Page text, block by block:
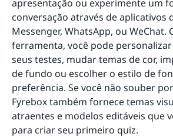
apresentação ou experimente um
conversação através de aplicativos
Messenger, WhatsApp, ou WeChat.
ferramenta, você pode
seus testes, mudar temas de cor,
de fundo ou escolher o estilo de
preferência. Se você não souber
Fyrebox também fornece temas
atraentes e modelos editáveis que
para criar seu primeiro quiz.